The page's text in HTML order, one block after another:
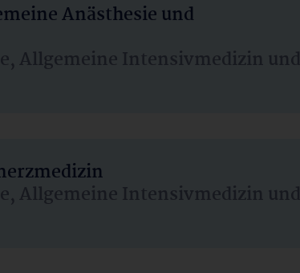
Anästhesie und
Allgemeine Intensivmedizin und
Allgemeine Intensivmedizin und